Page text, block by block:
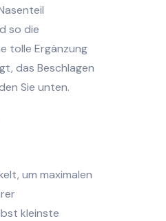
so die
tolle Ergänzung
das Beschlagen
Sie unten.
um maximalen
kleinste